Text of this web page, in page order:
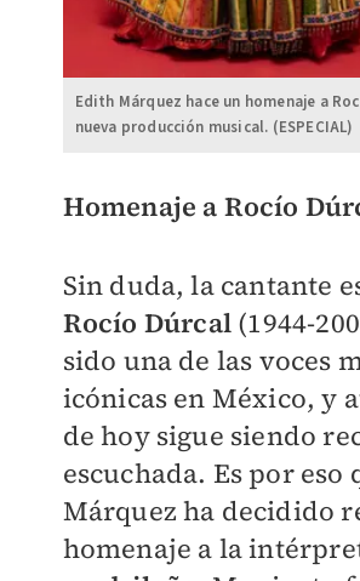
Edith Márquez hace un homenaje a
nueva producción musical. (ESPECIAL)
Homenaje a Rocío
Sin duda, la cantante
Rocío Dúrcal(1944-
sido una de las voces
icónicas en México, y
de hoy sigue siendo
escuchada. Es por eso
Márquez ha decidido
homenaje a la